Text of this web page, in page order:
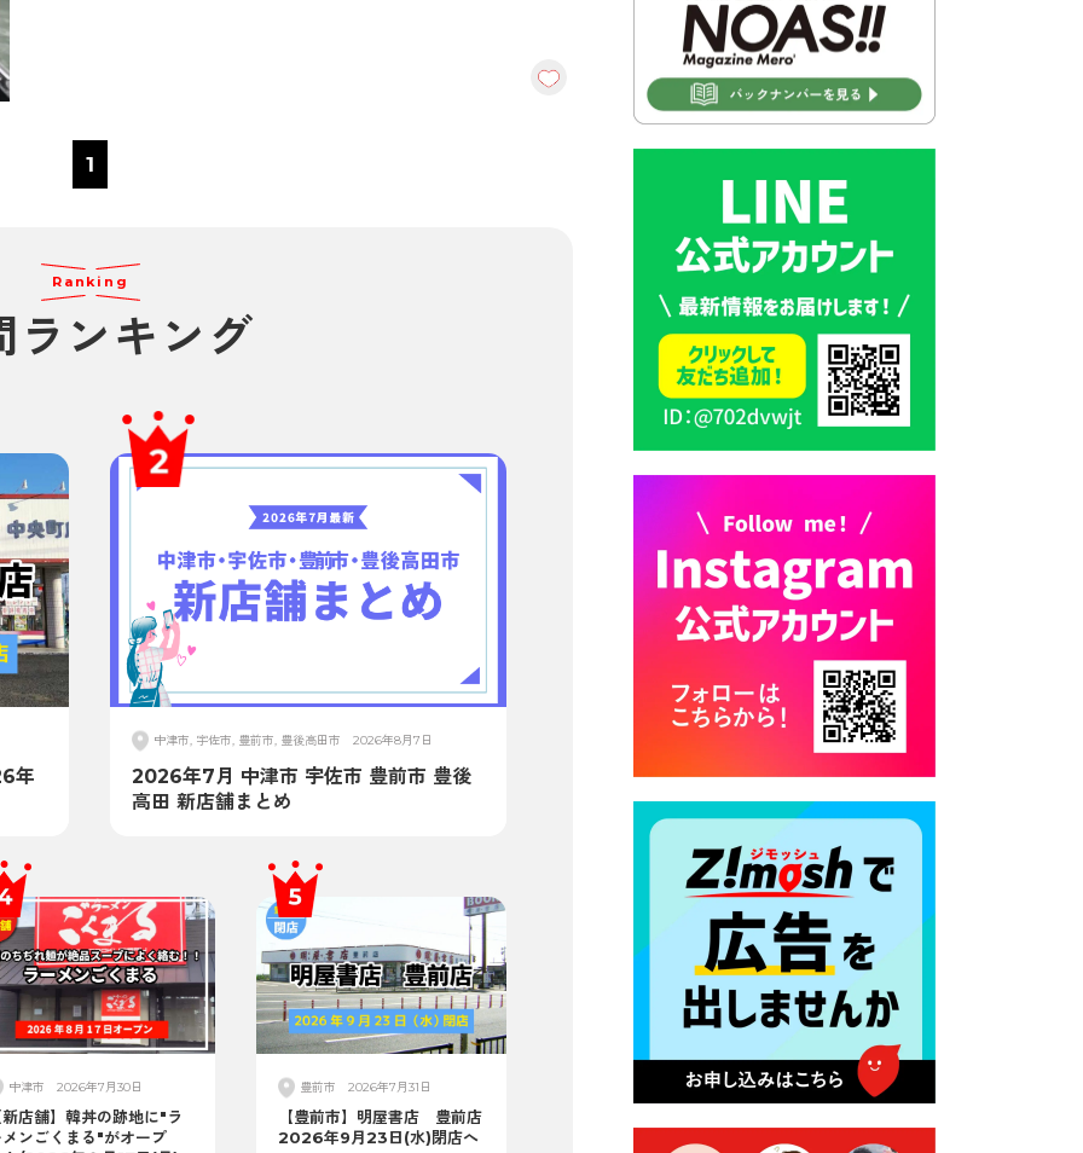
1
Ranking
ランキング
年
中津市, 宇佐市, 豊前市, 豊後高田市 2026年8月7日
2026年7月 中津市 宇佐市 豊前市 豊後
高田 新店舗まとめ
中津市 2026年7月30日
店舗】韓丼の跡地に"ラ
ンごくまる"がオープ
豊前市 2026年7月31日
【豊前市】明屋書店 豊前店
2026年9月23日(水)閉店へ
2026年7月30日 豊前市立豊前
中学校の進捗状況について
2026年7月30日 豊前市立学校
2026年7月30日 豊前市立学校
紹介≪再編計画の見直しにつ
いて≫
2026年7月29日 豊前市指定ご
み袋販売のお知らせ
2026年7月28日 豊前カラス天
狗みなと祭り（花火大会）開
催決定！
2026年7月28日 令和8年度
京築地区水道企業団職員採用
試験（募集）
2026年7月27日 マイナンバー
カード交付に伴う休日および
平日夜間開庁の案内
2026年7月22日 令和８年度
「こども文化パスポート事
2026年7月21日 卜仙の郷 お
盆期間の営業時間のお知らせ
2026年7月17日 バス経路検索
のご利用案内
2026年7月10日 台湾伝統音楽
団体 「北埔八音団・楽善軒」
公演開催のお知らせ
ンディング型ふるさと納税の
実施について
2026年7月9日 農地法等に係